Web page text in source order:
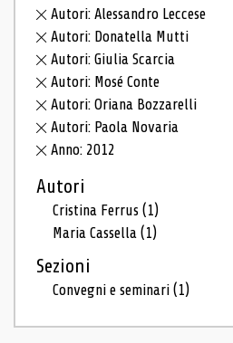
Autori: Alessandro Leccese
Autori: Donatella Mutti
Autori: Giulia Scarcia
Autori: Mosé Conte
Autori: Oriana Bozzarelli
Autori: Paola Novaria
Anno: 2012
Autori
Cristina Ferrus(1)
Maria Cassella(1)
Sezioni
Convegni e seminari(1)